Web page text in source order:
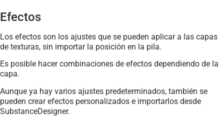
Efectos
Los efectos son los ajustes que se pueden aplicar a las capas
de texturas, sin importar la posición en la pila.
Es posible hacer combinaciones de efectos dependiendo de la
capa.
Aunque ya hay varios ajustes predeterminados, también se
pueden crear efectos personalizados e importarlos desde
SubstanceDesigner.